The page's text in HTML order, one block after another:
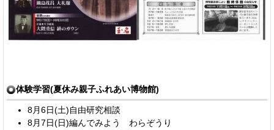
体験学習(夏休み親子ふれあい博物館)
8月6日(土)自由研究相談
8月7日(日)編んでみよう わらぞうり